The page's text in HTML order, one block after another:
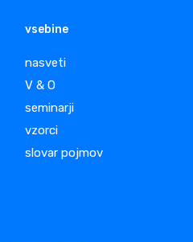
vsebine
nasveti
V & O
seminarji
vzorci
slovar pojmov